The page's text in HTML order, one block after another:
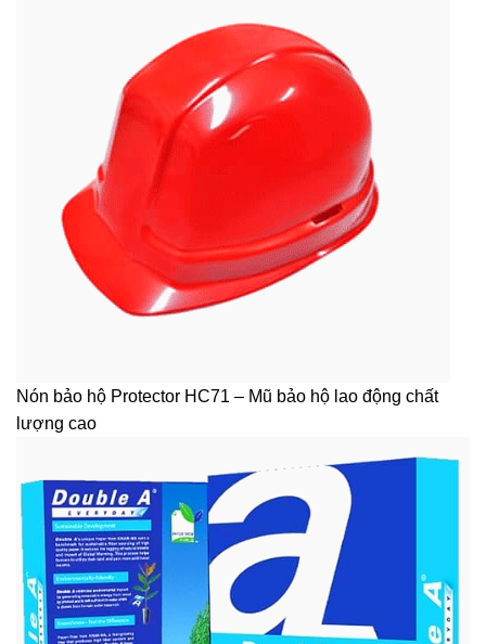
Nón bảo hộ Protector HC71 – Mũ bảo hộ lao động chất
lượng cao